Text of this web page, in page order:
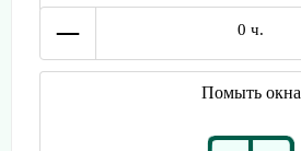
– 0 ч.
Помыть окна